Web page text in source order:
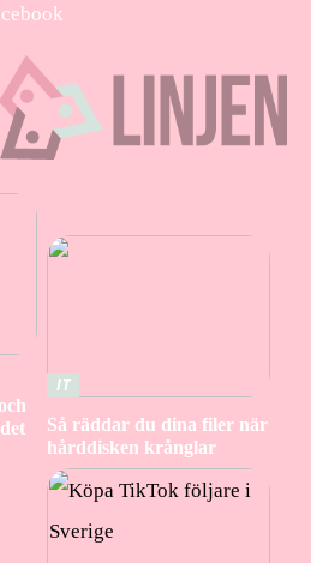
IT
Så räddar du dina filer när
hårddisken krånglar